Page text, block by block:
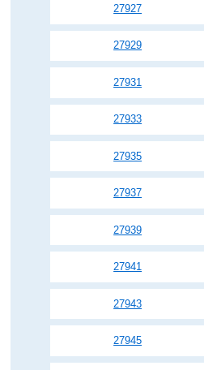
27927
27929
27931
27933
27935
27937
27939
27941
27943
27945